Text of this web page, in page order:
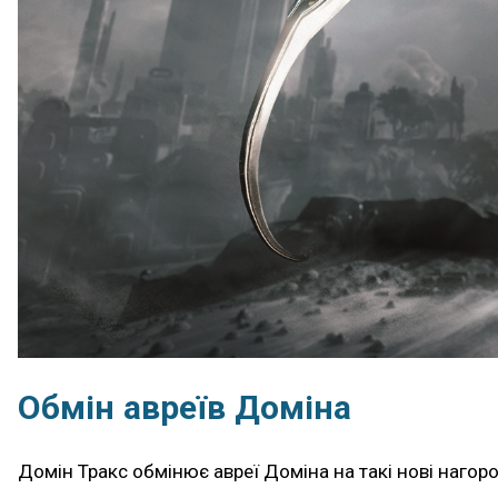
Обмін авреїв Доміна
Домін Тракс обмінює авреї Доміна на такі нові